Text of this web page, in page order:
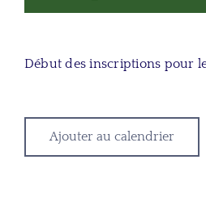
Début des inscriptions pour
Ajouter au calendrier